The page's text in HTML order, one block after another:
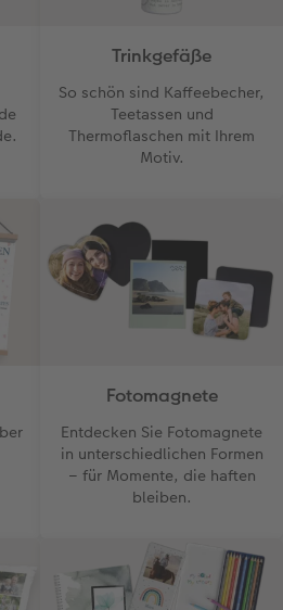
Fotobücher
Trinkgefäße
So schön sind Kaffeebecher,
Teetassen und
Thermoflaschen mit Ihrem
Motiv.
Fotomagnete
Entdecken Sie Fotomagnete
in unterschiedlichen Formen
– für Momente, die haften
bleiben.